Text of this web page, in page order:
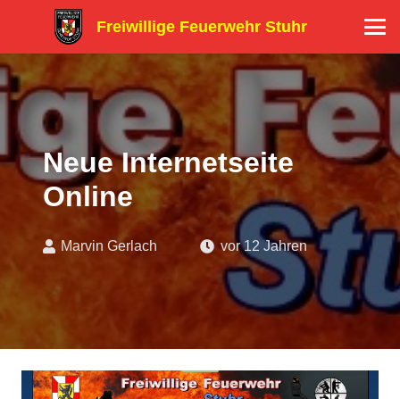
Freiwillige Feuerwehr Stuhr
Neue Internetseite
Online
Marvin Gerlach vor 12 Jahren